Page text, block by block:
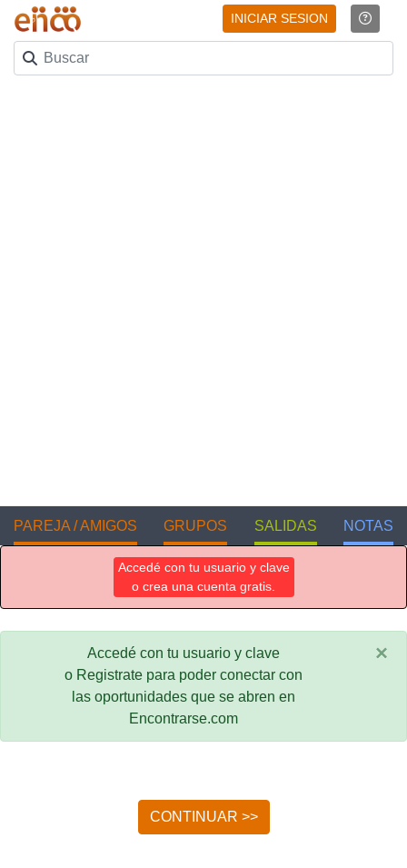
INICIAR SESION
PAREJA / AMIGOS GRUPOS SALIDAS NOTAS
Accedé con tu usuario y clave
o crea una cuenta gratis.
Accedé con tu usuario y clave
o Registrate para poder conectar con
las oportunidades que se abren en
Encontrarse.com
×
CONTINUAR >>